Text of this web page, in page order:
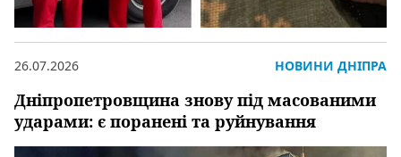
Дніпропетровщина знову під масованими
ударами: є поранені та руйнування
26.07.2026 НОВИНИ ДНІПРА